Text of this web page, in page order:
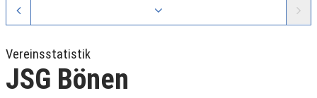
Vereinsstatistik
JSG Bönen